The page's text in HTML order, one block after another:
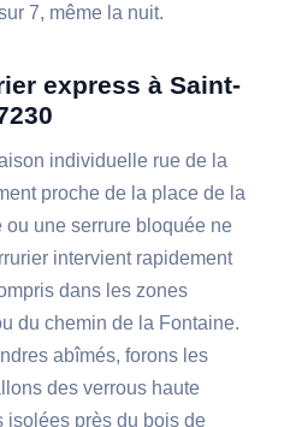
7, même la nuit.
express à Saint-
individuelle rue de la
proche de la place de la
ou une serrure bloquée ne
intervient rapidement
dans les zones
du chemin de la Fontaine.
abîmés, forons les
des verrous haute
isolées près du bois de